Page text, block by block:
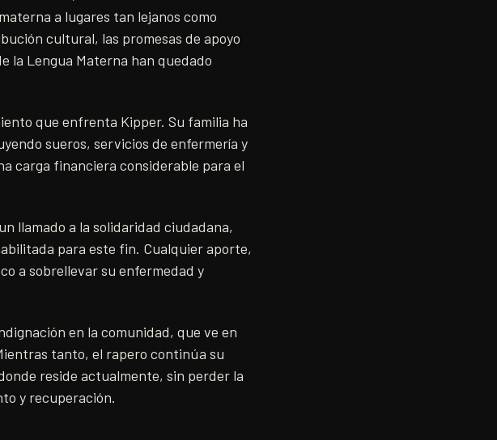
a lugares tan lejanos como
cultural, las promesas de apoyo
la Lengua Materna han quedado
que enfrenta Kipper. Su familia ha
sueros, servicios de enfermería y
carga financiera considerable para el
llamado a la solidaridad ciudadana,
para este fin. Cualquier aporte,
a sobrellevar su enfermedad y
en la comunidad, que ve en
tanto, el rapero continúa su
reside actualmente, sin perder la
y recuperación.